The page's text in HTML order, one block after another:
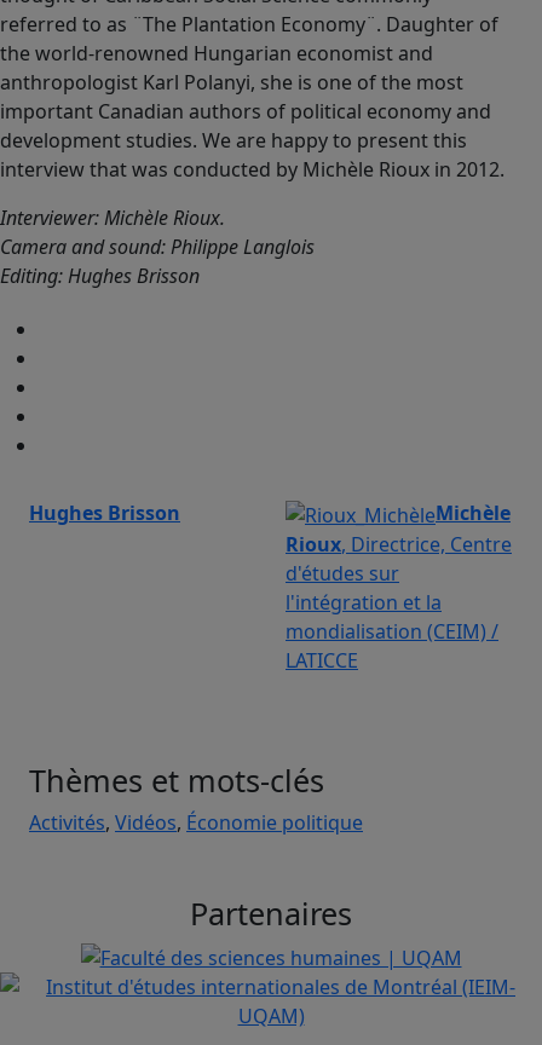
referred to as ¨The Plantation Economy¨. Daughter of
the world-renowned Hungarian economist and
anthropologist Karl Polanyi, she is one of the most
important Canadian authors of political economy and
development studies. We are happy to present this
interview that was conducted by Michèle Rioux in 2012.
Interviewer: Michèle Rioux.
Camera and sound: Philippe Langlois
Editing: Hughes Brisson
Hughes Brisson
Michèle
Rioux, Directrice, Centre
d'études sur
l'intégration et la
mondialisation (CEIM) /
LATICCE
Thèmes et mots-clés
Activités, Vidéos, Économie politique
Partenaires